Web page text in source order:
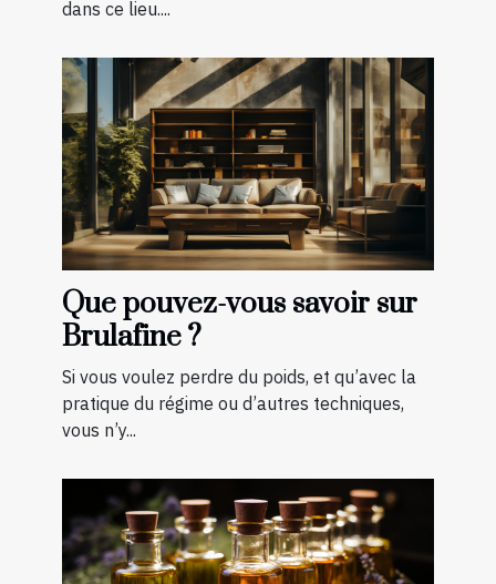
dans ce lieu....
Que pouvez-vous savoir sur
Brulafine ?
Si vous voulez perdre du poids, et qu’avec la
pratique du régime ou d’autres techniques,
vous n’y...